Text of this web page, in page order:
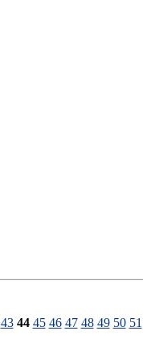
43 44 45 46 47 48 49 50 51